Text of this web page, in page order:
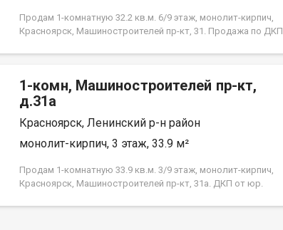
Продам 1-комнатную 32.2 кв.м. 6/9 этаж, монолит-кирпич,
Красноярск, Машиностроителей пр-кт, 31. Продажа по ДКП
1-комн, Машиностроителей пр-кт,
д.31а
Красноярск, Ленинский р-н район
монолит-кирпич, 3 этаж, 33.9 м²
Продам 1-комнатную 33.9 кв.м. 3/9 этаж, монолит-кирпич,
Красноярск, Машиностроителей пр-кт, 31а. ДКП от юр.